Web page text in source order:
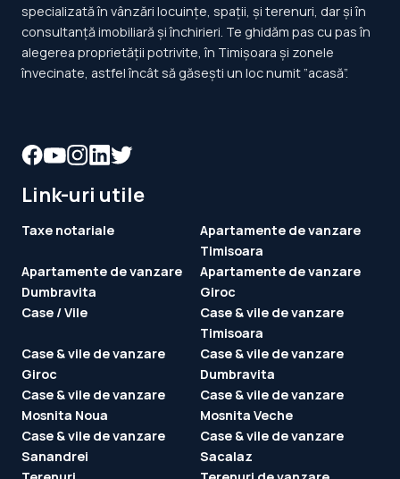
specializată în vânzări locuințe, spații, și terenuri, dar și în
consultanță imobiliară și închirieri. Te ghidăm pas cu pas în
alegerea proprietății potrivite, în Timișoara și zonele
învecinate, astfel încât să găsești un loc numit ”acasă”.
Link-uri utile
Taxe notariale
Apartamente de vanzare
Timisoara
Apartamente de vanzare
Dumbravita
Apartamente de vanzare
Giroc
Case / Vile
Case & vile de vanzare
Timisoara
Case & vile de vanzare
Giroc
Case & vile de vanzare
Dumbravita
Case & vile de vanzare
Mosnita Noua
Case & vile de vanzare
Mosnita Veche
Case & vile de vanzare
Sanandrei
Case & vile de vanzare
Sacalaz